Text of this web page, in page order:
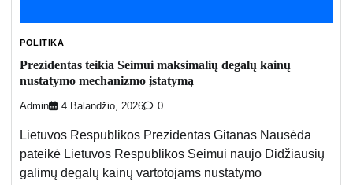
POLITIKA
Prezidentas teikia Seimui maksimalių degalų kainų
nustatymo mechanizmo įstatymą
Admin 4 Balandžio, 2026 0
Lietuvos Respublikos Prezidentas Gitanas Nausėda
pateikė Lietuvos Respublikos Seimui naujo Didžiausių
galimų degalų kainų vartotojams nustatymo